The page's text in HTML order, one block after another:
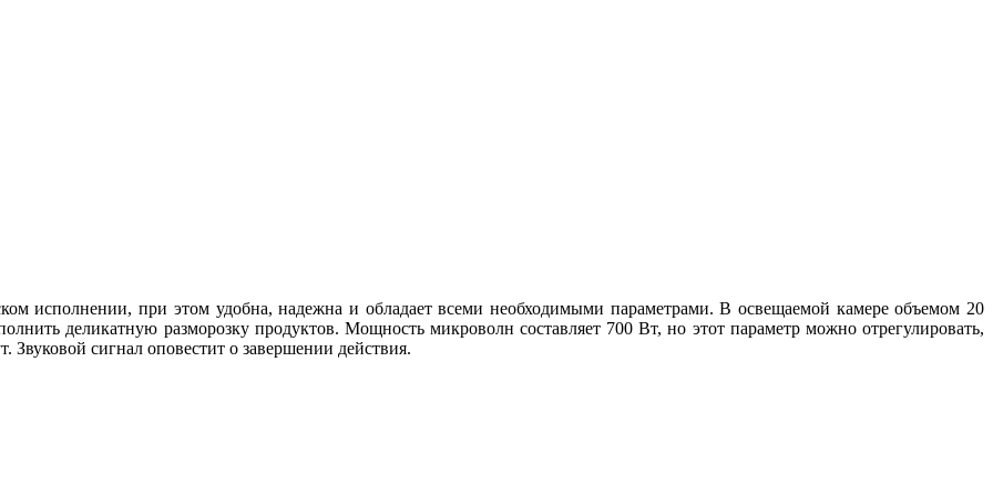
исполнении, при этом удобна, надежна и обладает всеми необходимыми параметрами. В освещаемой камере объемом 20
деликатную разморозку продуктов. Мощность микроволн составляет 700 Вт, но этот параметр можно отрегулировать,
сигнал оповестит о завершении действия.